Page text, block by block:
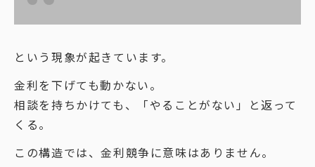
という現象が起きています。
金利を下げても動かない。
相談を持ちかけても、「やることがない」と返って
くる。
この構造では、金利競争に意味はありません。